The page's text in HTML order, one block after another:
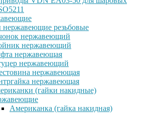
резьбовые
нержавеющий
нержавеющий
нержавеющая
нержавеющий
нержавеющая
нержавеющая
(гайки накидные)
Американка (гайка накидная)